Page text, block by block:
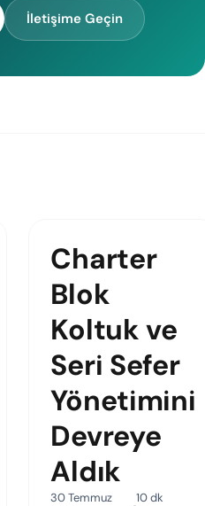
İletişime Geçin
Charter
Blok
Koltuk ve
Seri Sefer
Yönetimini
Devreye
Aldık
30 Temmuz
10 dk